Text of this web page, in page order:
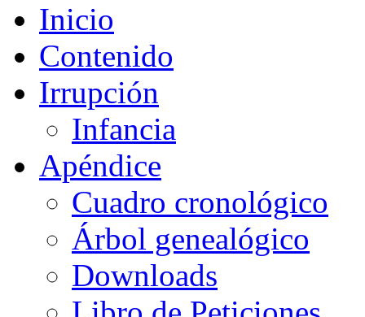
Inicio
Contenido
Irrupción
Infancia
Apéndice
Cuadro cronológico
Árbol genealógico
Downloads